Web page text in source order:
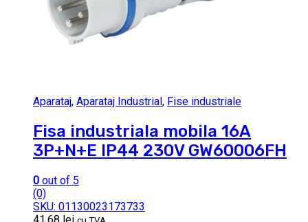
Aparataj, Aparataj Industrial, Fise industriale
Fisa industriala mobila 16A
3P+N+E IP44 230V GW60006FH
0 out of 5
(0)
SKU: 01130023173733